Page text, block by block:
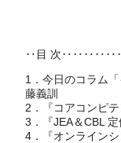
‥目 次
1．今日のコラム
藤義訓
2．『コアコンピ
3．『JEA＆CBL
4．『オンライン